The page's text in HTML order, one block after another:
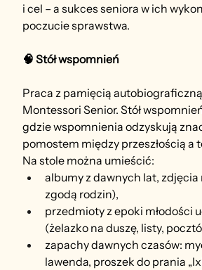
i cel – a sukces seniora w ich
poczucie sprawstwa.
🧠 Stół wspomnień
Praca z pamięcią
Montessori Senior. Stół
gdzie wspomnienia odzyskują
pomostem między przeszłością a
Na stole można umieścić:
albumy z dawnych lat, zdjęcia
zgodą rodzin),
przedmioty z epoki młodości
(żelazko na duszę, listy,
zapachy dawnych czasów:
lawenda, proszek do prania